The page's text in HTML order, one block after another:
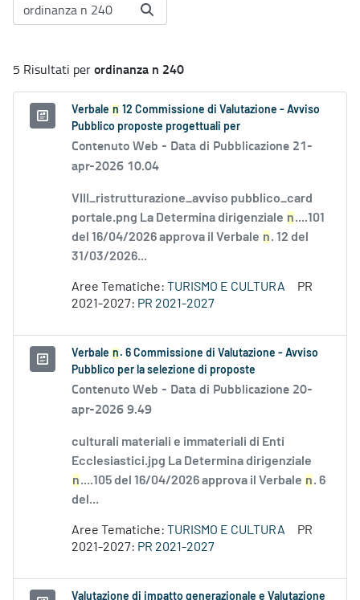
5 Risultati perordinanza n 240
Verbale n 12 Commissione di Valutazione - Avviso
Pubblico proposte progettuali per
Contenuto Web - Data di Pubblicazione 21-
apr-2026 10.04
VIII_ristrutturazione_avviso pubblico_card
portale.png La Determina dirigenziale n....101
del 16/04/2026 approva il Verbale n. 12 del
31/03/2026...
Aree Tematiche: TURISMO E CULTURA
PR
2021-2027: PR 2021-2027
Verbale n . 6 Commissione di Valutazione - Avviso
Pubblico per la selezione di proposte
Contenuto Web - Data di Pubblicazione 20-
apr-2026 9.49
culturali materiali e immateriali di Enti
Ecclesiastici.jpg La Determina dirigenziale
n....105 del 16/04/2026 approva il Verbale n. 6
del...
Aree Tematiche: TURISMO E CULTURA
PR
2021-2027: PR 2021-2027
Valutazione di impatto generazionale e Valutazione